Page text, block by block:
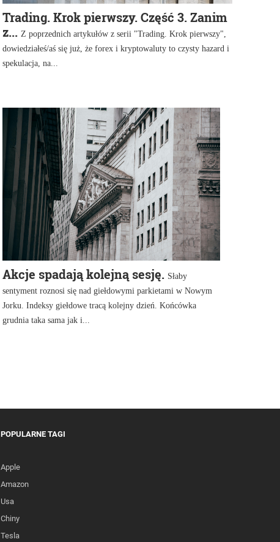
Trading. Krok pierwszy. Część 3. Zanim
z... Z poprzednich artykułów z serii "Trading. Krok pierwszy",
dowiedziałeś/aś się już, że forex i kryptowaluty to czysty hazard i
spekulacja, na...
Akcje spadają kolejną sesję. Słaby
sentyment roznosi się nad giełdowymi parkietami w Nowym
Jorku. Indeksy giełdowe tracą kolejny dzień. Końcówka
grudnia taka sama jak i...
POPULARNE TAGI
Apple
Amazon
Usa
Chiny
Tesla